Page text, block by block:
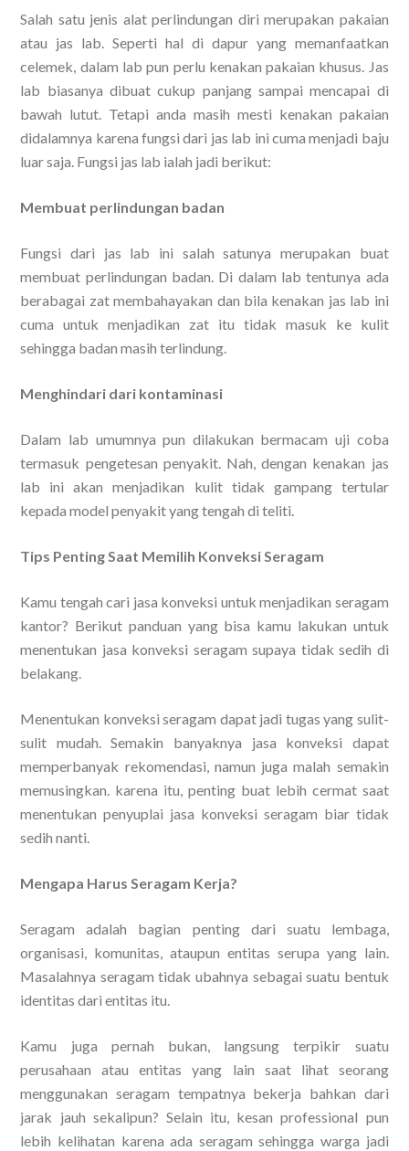
Salah satu jenis alat perlindungan diri merupakan pakaian
atau jas lab. Seperti hal di dapur yang memanfaatkan
celemek, dalam lab pun perlu kenakan pakaian khusus. Jas
lab biasanya dibuat cukup panjang sampai mencapai di
bawah lutut. Tetapi anda masih mesti kenakan pakaian
didalamnya karena fungsi dari jas lab ini cuma menjadi baju
luar saja. Fungsi jas lab ialah jadi berikut:
Membuat perlindungan badan
Fungsi dari jas lab ini salah satunya merupakan buat
membuat perlindungan badan. Di dalam lab tentunya ada
berabagai zat membahayakan dan bila kenakan jas lab ini
cuma untuk menjadikan zat itu tidak masuk ke kulit
sehingga badan masih terlindung.
Menghindari dari kontaminasi
Dalam lab umumnya pun dilakukan bermacam uji coba
termasuk pengetesan penyakit. Nah, dengan kenakan jas
lab ini akan menjadikan kulit tidak gampang tertular
kepada model penyakit yang tengah di teliti.
Tips Penting Saat Memilih Konveksi Seragam
Kamu tengah cari jasa konveksi untuk menjadikan seragam
kantor? Berikut panduan yang bisa kamu lakukan untuk
menentukan jasa konveksi seragam supaya tidak sedih di
belakang.
Menentukan konveksi seragam dapat jadi tugas yang sulit-
sulit mudah. Semakin banyaknya jasa konveksi dapat
memperbanyak rekomendasi, namun juga malah semakin
memusingkan. karena itu, penting buat lebih cermat saat
menentukan penyuplai jasa konveksi seragam biar tidak
sedih nanti.
Mengapa Harus Seragam Kerja?
Seragam adalah bagian penting dari suatu lembaga,
organisasi, komunitas, ataupun entitas serupa yang lain.
Masalahnya seragam tidak ubahnya sebagai suatu bentuk
identitas dari entitas itu.
Kamu juga pernah bukan, langsung terpikir suatu
perusahaan atau entitas yang lain saat lihat seorang
menggunakan seragam tempatnya bekerja bahkan dari
jarak jauh sekalipun? Selain itu, kesan professional pun
lebih kelihatan karena ada seragam sehingga warga jadi